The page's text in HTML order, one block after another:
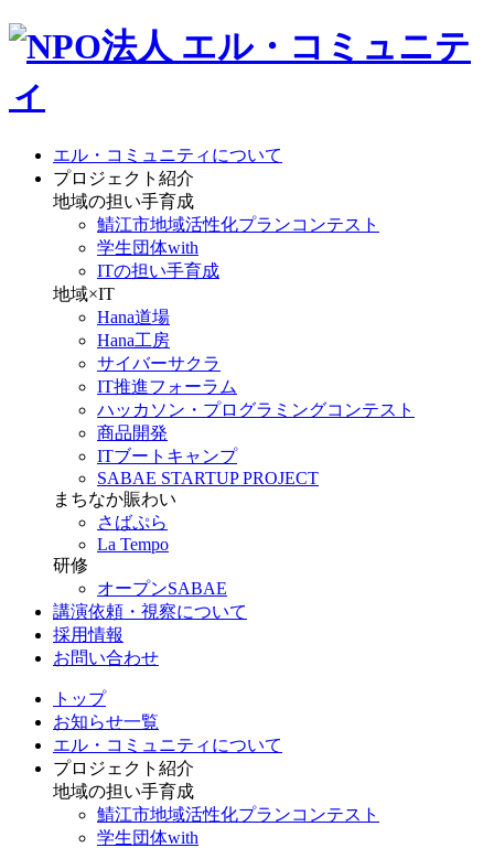
エル・コミュニティについて
プロジェクト紹介
地域の担い手育成
鯖江市地域活性化プランコンテスト
学生団体with
ITの担い手育成
地域×IT
Hana道場
Hana工房
サイバーサクラ
IT推進フォーラム
ハッカソン・プログラミングコンテスト
商品開発
ITブートキャンプ
SABAE STARTUP PROJECT
まちなか賑わい
さばぷら
La Tempo
研修
オープンSABAE
講演依頼・視察について
採用情報
お問い合わせ
トップ
お知らせ一覧
エル・コミュニティについて
プロジェクト紹介
地域の担い手育成
鯖江市地域活性化プランコンテスト
学生団体with